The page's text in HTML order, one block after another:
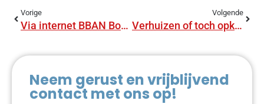
Vorige
Via internet BBAN Bouwbegeleiding & Advies gevonden
Volgende
Verhuizen of toch opknappen?
Neem gerust en vrijblijvend
contact met ons op!